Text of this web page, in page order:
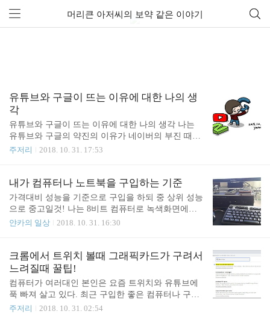
머리큰 아저씨의 보약 같은 이야기
유튜브와 구글이 뜨는 이유에 대한 나의 생
각
유튜브와 구글이 뜨는 이유에 대한 나의 생각 나는
유튜브와 구글의 약진의 이유가 네이버의 부진 때문
으로 보고 있다. 대략 5년도 훨씬 넘은것 같은데 점점
정보만 나오는것도 이미 오래된 일이다. 그에반해 구
글링은 어느정도 만족할만한 검색결과를 보여준다.
처음부터 그랬다. 그래도 네이버를 이용했던 이유는
이었는데... 오늘도 네이버에서 어떤 정보가 검색되
의 영화는 점점 퇴색되어 가고 있는 네이버. 예전에
는 이렇지 않았다. 내가 원하는 정보가 쏙쏙 검색되
던 네이버였다. 이제는 다음이 그랬듯 네이버도 저무
는 해가 ..
주저리 2018. 10. 31. 17:53
내가 컴퓨터나 노트북을 구입하는 기준
가격대비 성능을 기준으로 구입을 하되 중 상위 성능
으로 중고일것! 나는 8비트 컴퓨터로 녹색화면에서
게임을 하다가 중학교1학년때부터 XT 컴퓨터 를 사
터를 노렸던것을 어머니는 몰랐던 것이다. ㅎㅎㅎ 당
시 한반 55명중에 집에 컴퓨터가 있는 아이들은 5명
이 되지 않았던것으로 기억한다. GW베이직을 학교
에서 가르쳐 주긴 했지만 나는 1도 관심이 없었다. 그
저 형이나 동생이 학교 친구들에게 구해오는 게임에
만 관심이 있었다. 나는 만화에도 미쳐있었지만 게임
얀카의 일상 2018. 10. 31. 16:30
크롬에서 트위치 볼때 그래픽카드가 구려서
느려질때 꿀팁!
컴퓨터가 여러대인 본인은 요즘 트위치와 유튜브에
푹 빠져 살고 있다. 최근 구입한 좋은 컴퓨터나 구린
컴퓨터나 6세대 이후의 인텔 CPU에는 GPU가 내장되
주저리 2018. 10. 31. 02:54